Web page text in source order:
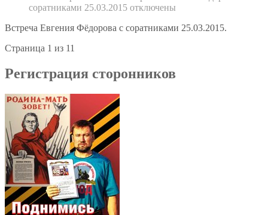
соратниками 25.03.2015 отключены
Встреча Евгения Фёдорова с соратниками 25.03.2015.
Страница 1 из 11
Регистрация сторонников